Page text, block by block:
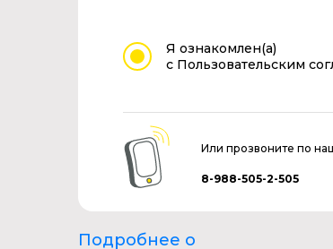
Я ознакомлен(а)
с Пользовательским
Или прозвоните по
8-988-505-2-505
Подробнее о